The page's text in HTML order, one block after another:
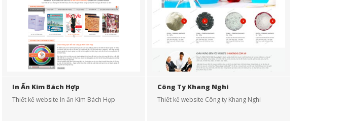
In Ấn Kim Bách Hợp
Thiết kế website In ấn Kim Bách Hợp
Công Ty Khang Nghi
Thiết kế website Công ty Khang Nghi